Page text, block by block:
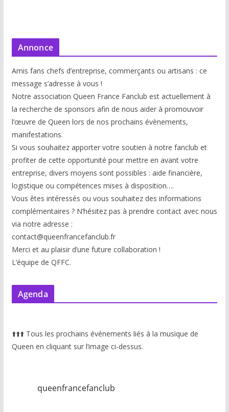
Annonce
Amis fans chefs d’entreprise, commerçants ou artisans : ce
message s’adresse à vous !
Notre association Queen France Fanclub est actuellement à
la recherche de sponsors afin de nous aider à promouvoir
l’œuvre de Queen lors de nos prochains évènements,
manifestations.
Si vous souhaitez apporter votre soutien à notre fanclub et
profiter de cette opportunité pour mettre en avant votre
entreprise, divers moyens sont possibles : aide financière,
logistique ou compétences mises à disposition….
Vous êtes intéressés ou vous souhaitez des informations
complémentaires ? N’hésitez pas à prendre contact avec nous
via notre adresse :
contact@queenfrancefanclub.fr
Merci et au plaisir d’une future collaboration !
L’équipe de QFFC.
Agenda
⬆️⬆️⬆️ Tous les prochains événements liés à la musique de
Queen en cliquant sur l’image ci-dessus.
queenfrancefanclub